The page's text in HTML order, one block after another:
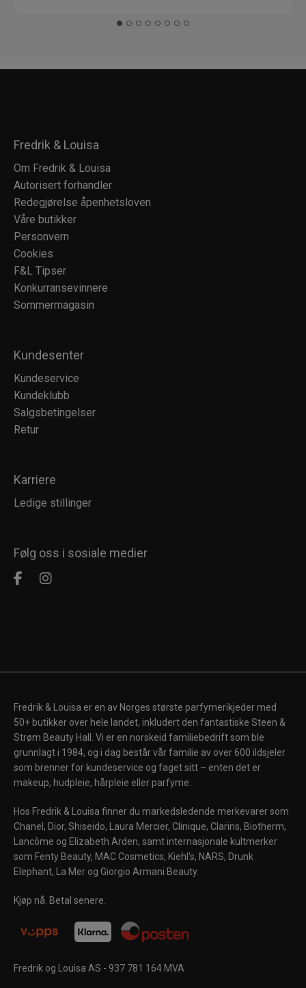
Fredrik & Louisa
Om Fredrik & Louisa
Autorisert forhandler
Redegjørelse åpenhetsloven
Våre butikker
Personvern
Cookies
F&L Tipser
Konkurransevinnere
Sommermagasin
Kundesenter
Kundeservice
Kundeklubb
Salgsbetingelser
Retur
Karriere
Ledige stillinger
Følg oss i sosiale medier
Fredrik & Louisa er en av Norges største parfymerikjeder med
50+ butikker over hele landet, inkludert den fantastiske Steen &
Strøm Beauty Hall. Vi er en norskeid familiebedrift som ble
grunnlagt i 1984, og i dag består vår familie av over 600 ildsjeler
som brenner for kundeservice og faget sitt – enten det er
makeup, hudpleie, hårpleie eller parfyme.
Hos Fredrik & Louisa finner du markedsledende merkevarer som
Chanel, Dior, Shiseido, Laura Mercier, Clinique, Clarins, Biotherm,
Lancôme og Elizabeth Arden, samt internasjonale kultmerker
som Fenty Beauty, MAC Cosmetics, Kiehl's, NARS, Drunk
Elephant, La Mer og Giorgio Armani Beauty.
Kjøp nå. Betal senere.
Fredrik og Louisa AS - 937 781 164 MVA